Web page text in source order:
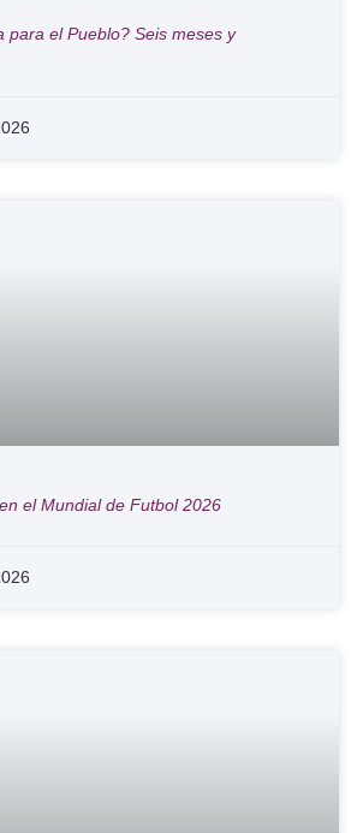
para el Pueblo? Seis meses y
el Mundial de Futbol 2026